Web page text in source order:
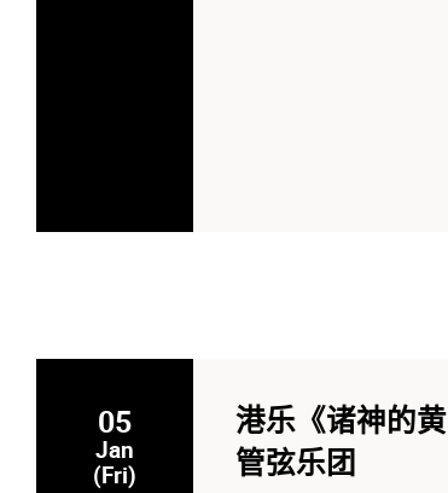
05
Jan
(Fri)
港乐《诸神的
管弦乐团